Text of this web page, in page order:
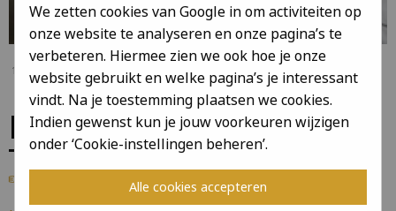
Yuri Verbeek Koken met Passie
KOKEN MET PASSIE
Terug naar overzicht za 15 okt. 2011
We zetten cookies van Google in om activiteiten op
onze website te analyseren en onze pagina’s te
verbeteren. Hiermee zien we ook hoe je onze
website gebruikt en welke pagina’s je interessant
vindt. Na je toestemming plaatsen we cookies.
Indien gewenst kun je jouw voorkeuren wijzigen
onder ‘Cookie-instellingen beheren’.
Alle cookies accepteren